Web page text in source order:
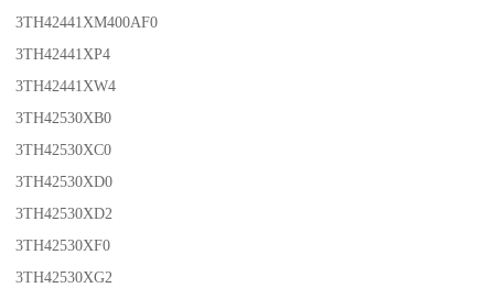
3TH42441XM400AF0
3TH42441XP4
3TH42441XW4
3TH42530XB0
3TH42530XC0
3TH42530XD0
3TH42530XD2
3TH42530XF0
3TH42530XG2